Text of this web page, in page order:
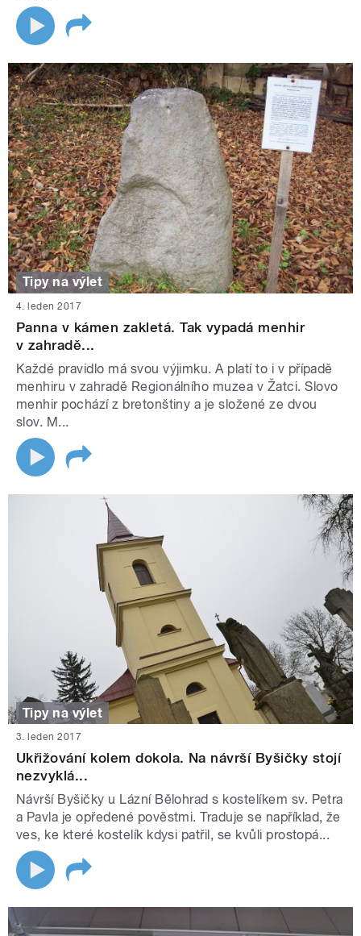
Tipy na výlet
4. leden 2017
Panna v kámen zakletá. Tak vypadá menhir
v zahradě...
Každé pravidlo má svou výjimku. A platí to i v případě
menhiru v zahradě Regionálního muzea v Žatci. Slovo
menhir pochází z bretonštiny a je složené ze dvou
slov. M...
Tipy na výlet
3. leden 2017
Ukřižování kolem dokola. Na návrší Byšičky stojí
nezvyklá...
Návrší Byšičky u Lázní Bělohrad s kostelíkem sv. Petra
a Pavla je opředené pověstmi. Traduje se například, že
ves, ke které kostelík kdysi patřil, se kvůli prostopá...